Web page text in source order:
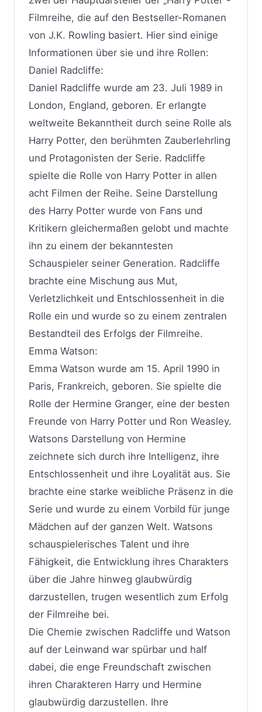
Filmreihe, die auf den Bestseller-Romanen
von J.K. Rowling basiert. Hier sind einige
Informationen über sie und ihre Rollen:
Daniel Radcliffe:
Daniel Radcliffe wurde am 23. Juli 1989 in
London, England, geboren. Er erlangte
weltweite Bekanntheit durch seine Rolle als
Harry Potter, den berühmten Zauberlehrling
und Protagonisten der Serie. Radcliffe
spielte die Rolle von Harry Potter in allen
acht Filmen der Reihe. Seine Darstellung
des Harry Potter wurde von Fans und
Kritikern gleichermaßen gelobt und machte
ihn zu einem der bekanntesten
Schauspieler seiner Generation. Radcliffe
brachte eine Mischung aus Mut,
Verletzlichkeit und Entschlossenheit in die
Rolle ein und wurde so zu einem zentralen
Bestandteil des Erfolgs der Filmreihe.
Emma Watson:
Emma Watson wurde am 15. April 1990 in
Paris, Frankreich, geboren. Sie spielte die
Rolle der Hermine Granger, eine der besten
Freunde von Harry Potter und Ron Weasley.
Watsons Darstellung von Hermine
zeichnete sich durch ihre Intelligenz, ihre
Entschlossenheit und ihre Loyalität aus. Sie
brachte eine starke weibliche Präsenz in die
Serie und wurde zu einem Vorbild für junge
Mädchen auf der ganzen Welt. Watsons
schauspielerisches Talent und ihre
Fähigkeit, die Entwicklung ihres Charakters
über die Jahre hinweg glaubwürdig
darzustellen, trugen wesentlich zum Erfolg
der Filmreihe bei.
Die Chemie zwischen Radcliffe und Watson
auf der Leinwand war spürbar und half
dabei, die enge Freundschaft zwischen
ihren Charakteren Harry und Hermine
glaubwürdig darzustellen. Ihre